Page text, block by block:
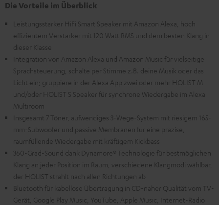
Die Vorteile im Überblick
Leistungsstarker HiFi Smart Speaker mit Amazon Alexa, hoch
effizientem Verstärker mit 120 Watt RMS und dem besten Klang in
dieser Klasse
Integration von Amazon Alexa und Amazon Music für vielseitige
Sprachsteuerung, schalte per Stimme z.B. deine Musik oder das
Licht ein; gruppiere in der Alexa App zwei oder mehr HOLIST M
und/oder HOLIST S Speaker für synchrone Wiedergabe im Alexa
Multiroom
Insgesamt 7 Töner, aufwendiges 3-Wege-System mit riesigem 165-
mm-Subwoofer und passive Membranen für eine präzise,
raumfüllende Wiedergabe mit kräftigem Kickbass
360-Grad-Sound dank Dynamore® Technologie für bestmöglichen
Klang an jeder Position im Raum, verschiedene Klangmodi wählbar,
der HOLIST strahlt nach allen Richtungen ab
Bluetooth für kabellose Übertragung in CD-naher Qualität vom TV-
Gerät, Google Play Music, YouTube, Apple Music, Internet-Radio